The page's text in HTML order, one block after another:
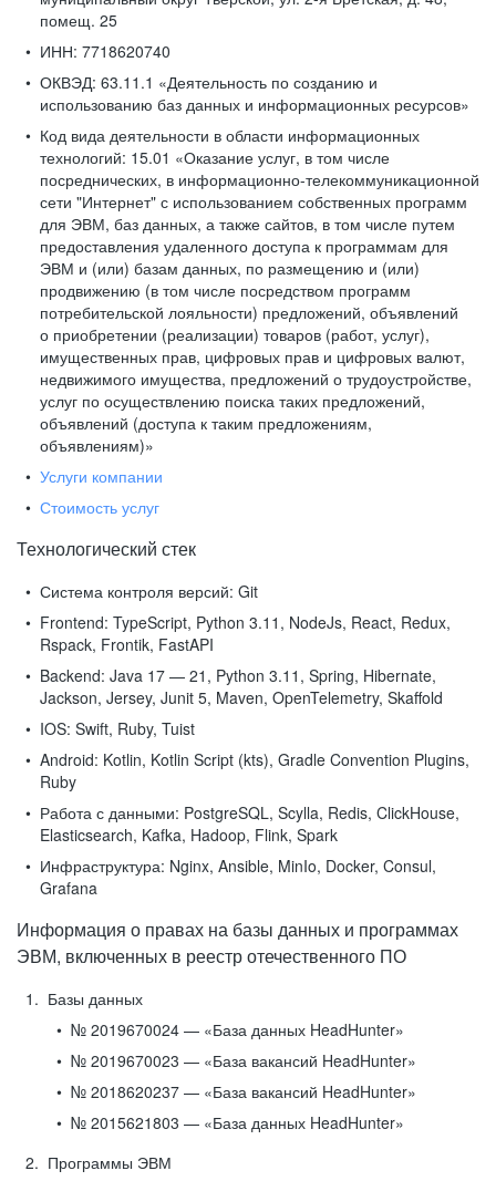
помещ. 25
ИНН: 7718620740
ОКВЭД: 63.11.1 «Деятельность по созданию и
использованию баз данных и информационных ресурсов»
Код вида деятельности в области информационных
технологий: 15.01 «Оказание услуг, в том числе
посреднических, в информационно-телекоммуникационной
сети "Интернет" с использованием собственных программ
для ЭВМ, баз данных, а также сайтов, в том числе путем
предоставления удаленного доступа к программам для
ЭВМ и (или) базам данных, по размещению и (или)
продвижению (в том числе посредством программ
потребительской лояльности) предложений, объявлений
о приобретении (реализации) товаров (работ, услуг),
имущественных прав, цифровых прав и цифровых валют,
недвижимого имущества, предложений о трудоустройстве,
услуг по осуществлению поиска таких предложений,
объявлений (доступа к таким предложениям,
объявлениям)»
Услуги компании
Стоимость услуг
Технологический стек
Система контроля версий: Git
Frontend: TypeScript, Python 3.11, NodeJs, React, Redux,
Rspack, Frontik, FastAPI
Backend: Java 17 — 21, Python 3.11, Spring, Hibernate,
Jackson, Jersey, Junit 5, Maven, OpenTelemetry, Skaffold
IOS: Swift, Ruby, Tuist
Android: Kotlin, Kotlin Script (kts), Gradle Convention Plugins,
Ruby
Работа с данными: PostgreSQL, Scylla, Redis, ClickHouse,
Elasticsearch, Kafka, Hadoop, Flink, Spark
Инфраструктура: Nginx, Ansible, MinIo, Docker, Consul,
Grafana
Информация о правах на базы данных и программах
ЭВМ, включенных в реестр отечественного ПО
Базы данных
№ 2019670024 — «База данных HeadHunter»
№ 2019670023 — «База вакансий HeadHunter»
№ 2018620237 — «База вакансий HeadHunter»
№ 2015621803 — «База данных HeadHunter»
Программы ЭВМ